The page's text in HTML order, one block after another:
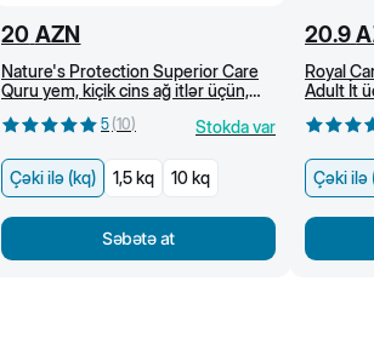
20 AZN
Nature's Protection Superior Care
Quru yem, kiçik cins ağ itlər üçün,
5 (10) Stokda var
Çəki ilə (kq) 1,5 kq 10 kq
Səbətə at
20.9
Royal
Adult İt
Çəki ilə